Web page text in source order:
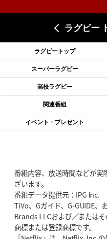
2026年6月18日(木)更新
滑川剛人レフリー、早過ぎる引退
2026年6月11日(木)更新
神戸、リーグワン初優勝の道のり
2026年6月4日(木)更新
“泣き虫先生”こと山口良治氏死去
2026年5月21日(木)更新
狭山RG、ライチェル海遥スタッフ
ッション
2026年5月14日(木)更新
神戸、1位通過の立役者レタリック
ラグビー
ラグビートップ
スーパーラグビー
高校ラグビー
関連番組
イベント・プレゼント
番組内容、放送時間などが実
ざいます。
番組データ提供元：IPG Inc.
TiVo、Gガイド、G-GUIDE、
Brands LLCおよび／または
商標または登録商標です。